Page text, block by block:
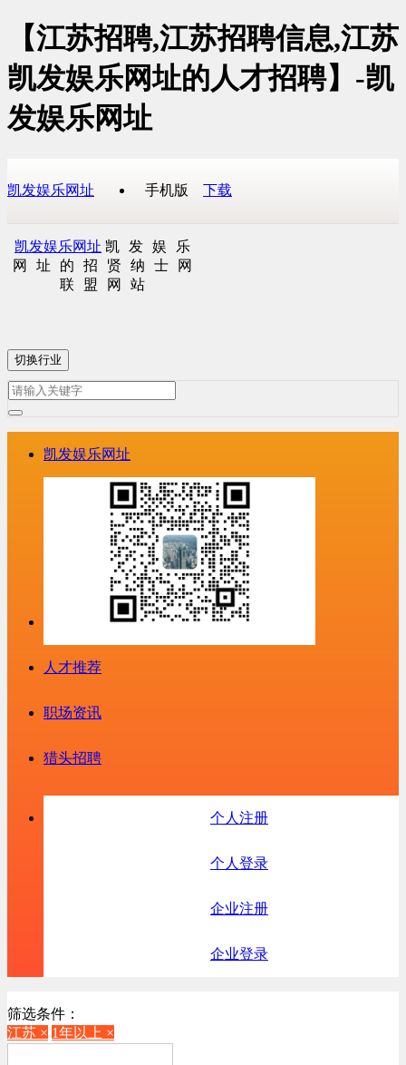
【江苏招聘,江苏招聘信息,江苏
凯发娱乐网址的人才招聘】-凯
发娱乐网址
凯发娱乐网址 手机版 下载
凯发娱乐网址 凯发娱乐
网址的招贤纳士网
联盟网站
切换行业
凯发娱乐网址
人才推荐
职场资讯
猎头招聘
个人注册
个人登录
企业注册
企业登录
筛选条件：
江苏 × 1年以上 ×